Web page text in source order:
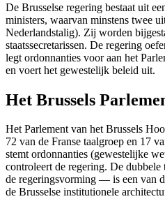
De Brusselse regering bestaat uit
ministers, waarvan minstens twee
Nederlandstalig). Zij worden
staatssecretarissen. De regering
legt ordonnanties voor aan het
en voert het gewestelijk beleid uit.
Het Brussels
Het Parlement van het Brussels
72 van de Franse taalgroep en 17
stemt ordonnanties (gewestelijke
controleert de regering. De
de regeringsvorming — is een van
de Brusselse institutionele